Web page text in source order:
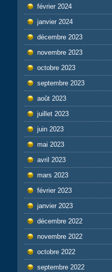
février 2024
janvier 2024
décembre 2023
novembre 2023
octobre 2023
septembre 2023
août 2023
juillet 2023
juin 2023
mai 2023
avril 2023
mars 2023
février 2023
janvier 2023
décembre 2022
novembre 2022
octobre 2022
septembre 2022